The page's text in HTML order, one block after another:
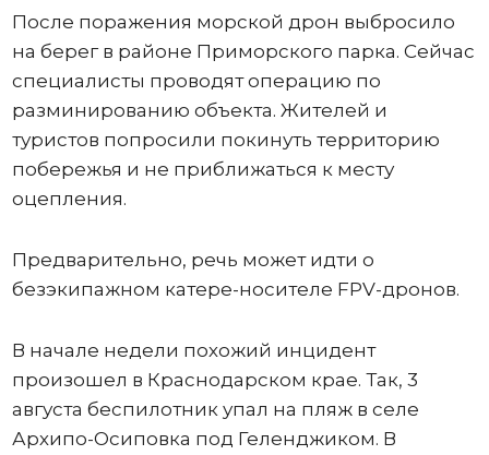
После поражения морской дрон выбросило
на берег в районе Приморского парка. Сейчас
специалисты проводят операцию по
разминированию объекта. Жителей и
туристов попросили покинуть территорию
побережья и не приближаться к месту
оцепления.
Предварительно, речь может идти о
безэкипажном катере-носителе FPV-дронов.
В начале недели похожий инцидент
произошел в Краснодарском крае. Так, 3
августа беспилотник упал на пляж в селе
Архипо-Осиповка под Геленджиком. В